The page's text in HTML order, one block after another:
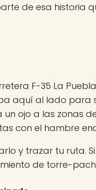
de esa historia
F-35 La
aquí al lado para
ojo a las zonas
con el hambre
y trazar tu ruta. Si
de torre-